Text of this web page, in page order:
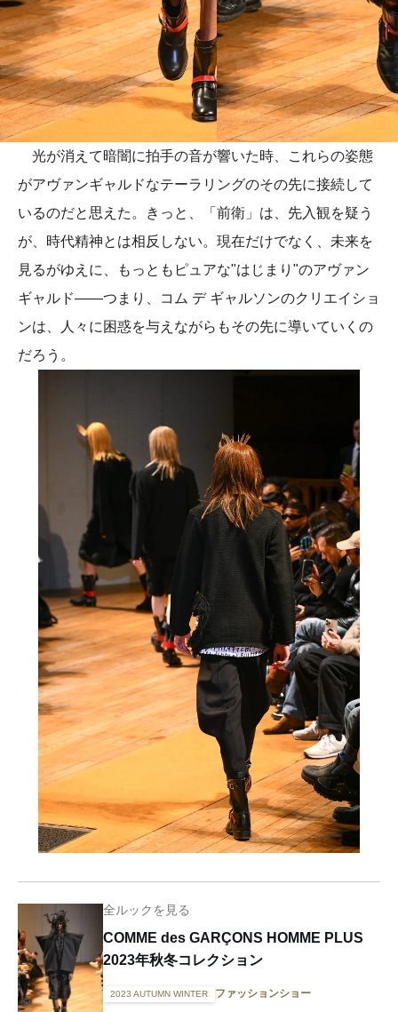
光が消えて暗闇に拍手の音が響いた時、これらの姿態
がアヴァンギャルドなテーラリングのその先に接続して
いるのだと思えた。きっと、「前衛」は、先入観を疑う
が、時代精神とは相反しない。現在だけでなく、未来を
見るがゆえに、もっともピュアな"はじまり"のアヴァン
ギャルド——つまり、コム デ ギャルソンのクリエイショ
ンは、人々に困惑を与えながらもその先に導いていくの
だろう。
全ルックを見る
COMME des GARÇONS HOMME PLUS
2023年秋冬コレクション
2023 AUTUMN WINTER ファッションショー